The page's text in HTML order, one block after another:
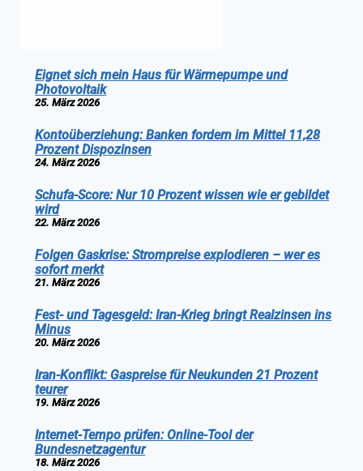
Eignet sich mein Haus für Wärmepumpe und
Photovoltaik
25. März 2026
Kontoüberziehung: Banken fordern im Mittel 11,28
Prozent Dispozinsen
24. März 2026
Schufa-Score: Nur 10 Prozent wissen wie er gebildet
wird
22. März 2026
Folgen Gaskrise: Strompreise explodieren – wer es
sofort merkt
21. März 2026
Fest- und Tagesgeld: Iran-Krieg bringt Realzinsen ins
Minus
20. März 2026
Iran-Konflikt: Gaspreise für Neukunden 21 Prozent
teurer
19. März 2026
Internet-Tempo prüfen: Online-Tool der
Bundesnetzagentur
18. März 2026